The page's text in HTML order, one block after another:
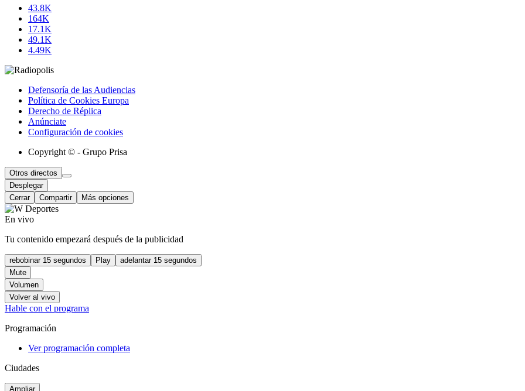
43.8K
164K
17.1K
49.1K
4.49K
Defensoría de las Audiencias
Política de Cookies Europa
Derecho de Réplica
Anúnciate
Configuración de cookies
Copyright © - Grupo Prisa
Otros directos
Desplegar
Cerrar
Compartir Más opciones
En vivo
Tu contenido empezará después de la publicidad
rebobinar 15 segundos Play
adelantar 15 segundos
Mute
Volumen
Volver al vivo
Hable con el programa
Programación
Ver programación completa
Ciudades
Ampliar